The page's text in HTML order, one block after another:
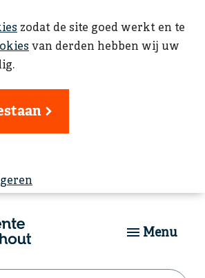
zodat de site goed werkt en te
van derden hebben wij uw
Menu